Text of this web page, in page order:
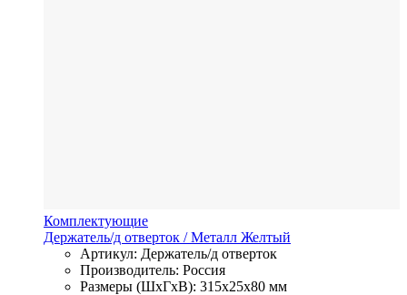
Комплектующие
Держатель/д отверток / Металл Желтый
Артикул: Держатель/д отверток
Производитель: Россия
Размеры (ШхГхВ): 315x25x80 мм